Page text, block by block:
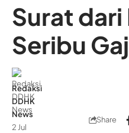
Surat dari
Seribu
Redaksi
DDHK
News
2 Jul
Share